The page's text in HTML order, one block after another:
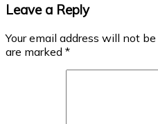
Leave a Reply
Your email address will not be
are marked *